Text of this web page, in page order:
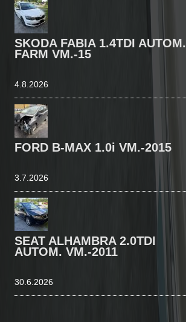
SKODA FABIA 1.4TDI AUTOM.
FARM VM.-15
4.8.2026
FORD B-MAX 1.0i VM.-2015
3.7.2026
SEAT ALHAMBRA 2.0TDI
AUTOM. VM.-2011
30.6.2026